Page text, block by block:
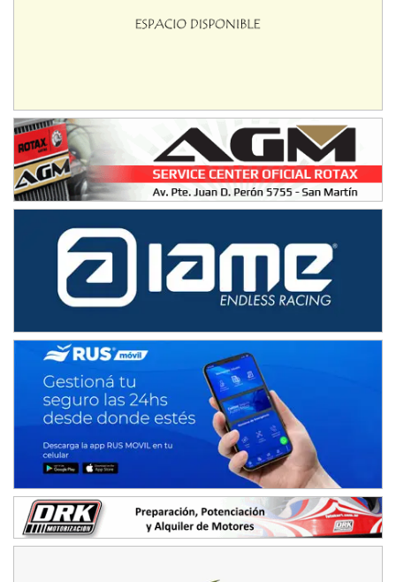
NORESTE SANTAFESINO - F6
José Samuel Sánchez (Tierra)
Rufino (Santa Fe)
TUCUMANO - F5
Juan Navarro (Asfalto)
El Timbó (Tucumán)